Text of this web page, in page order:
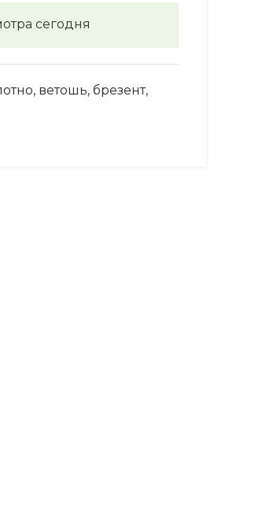
сегодня
ветошь, брезент,